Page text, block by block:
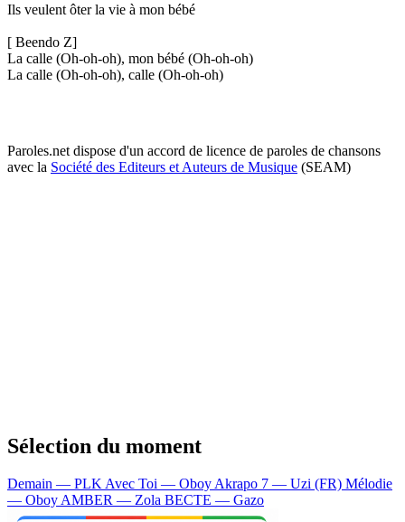
Ils veulent ôter la vie à mon bébé
[ Beendo Z]
La calle (Oh-oh-oh), mon bébé (Oh-oh-oh)
La calle (Oh-oh-oh), calle (Oh-oh-oh)
Paroles.net dispose d'un accord de licence de paroles de chansons
avec la Société des Editeurs et Auteurs de Musique (SEAM)
Sélection du moment
Demain — PLKAvec Toi — OboyAkrapo 7 — Uzi (FR) Mélodie
— OboyAMBER — Zola BECTE — Gazo